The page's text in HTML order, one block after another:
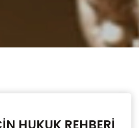
HUKUK REHBERİ